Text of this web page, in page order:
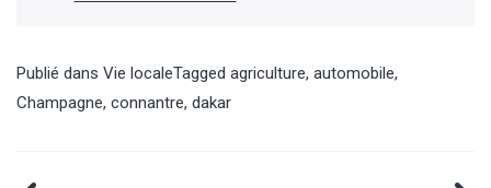
Publié dans Vie localeTagged agriculture, automobile,
Champagne, connantre, dakar